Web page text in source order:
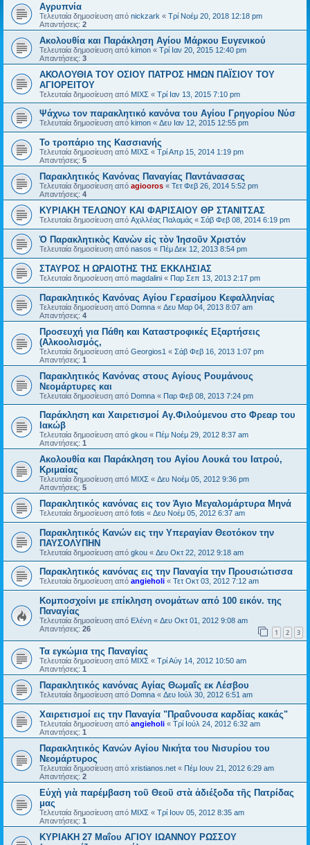
Aγρυπνία
Τελευταία δημοσίευση από nickzark « Τρί Νοέμ 20, 2018 12:18 pm
Απαντήσεις: 2
Ακολουθία και Παράκληση Αγίου Μάρκου Ευγενικού
Τελευταία δημοσίευση από kimon « Τρί Ιαν 20, 2015 12:40 pm
Απαντήσεις: 3
ΑΚΟΛΟΥΘΙΑ ΤΟΥ ΟΣΙΟΥ ΠΑΤΡΟΣ ΗΜΩΝ ΠΑΪΣΙΟΥ ΤΟΥ
ΑΓΙΟΡΕΙΤΟΥ
Τελευταία δημοσίευση από ΜΙΧΣ « Τρί Ιαν 13, 2015 7:10 pm
Ψάχνω τον παρακλητικό κανόνα του Αγίου Γρηγορίου Νύσ
Τελευταία δημοσίευση από kimon « Δευ Ιαν 12, 2015 12:55 pm
Το τροπάριο της Κασσιανής
Τελευταία δημοσίευση από ΜΙΧΣ « Τρί Απρ 15, 2014 1:19 pm
Απαντήσεις: 5
Παρακλητικός Κανόνας Παναγίας Παντάνασσας
Τελευταία δημοσίευση από agiooros « Τετ Φεβ 26, 2014 5:52 pm
Απαντήσεις: 4
ΚΥΡΙΑΚΗ ΤΕΛΩΝΟΥ ΚΑΙ ΦΑΡΙΣΑΙΟΥ ΘΡ ΣΤΑΝΙΤΣΑΣ
Τελευταία δημοσίευση από Αχιλλέας Παλαμάς « Σάβ Φεβ 08, 2014 6:19 pm
Ὁ Παρακλητικὸς Κανὼν εἰς τὸν Ἰησοῦν Χριστόν
Τελευταία δημοσίευση από nasos « Πέμ Δεκ 12, 2013 8:54 pm
ΣΤΑΥΡΟΣ Η ΩΡΑΙΟΤΗΣ ΤΗΣ ΕΚΚΛΗΣΙΑΣ
Τελευταία δημοσίευση από magdalini « Παρ Σεπ 13, 2013 2:17 pm
Παρακλητικός Κανόνας Αγίου Γερασίμου Κεφαλληνίας
Τελευταία δημοσίευση από Domna « Δευ Μαρ 04, 2013 8:07 am
Απαντήσεις: 4
Προσευχή για Πάθη και Καταστροφικές Εξαρτήσεις
(Αλκοολισμός,
Τελευταία δημοσίευση από Georgios1 « Σάβ Φεβ 16, 2013 1:07 pm
Απαντήσεις: 1
Παρακλητικός Κανόνας στους Αγίους Ρουμάνους
Νεομάρτυρες και
Τελευταία δημοσίευση από Domna « Παρ Φεβ 08, 2013 7:24 pm
Παράκληση και Χαιρετισμοί Αγ.Φιλούμενου στο Φρεαρ του
Ιακώβ
Τελευταία δημοσίευση από gkou « Πέμ Νοέμ 29, 2012 8:37 am
Απαντήσεις: 1
Ακολουθία και Παράκληση του Αγίου Λουκά του Ιατρού,
Κριμαίας
Τελευταία δημοσίευση από ΜΙΧΣ « Δευ Νοέμ 05, 2012 9:36 pm
Απαντήσεις: 5
Παρακλητικός κανόνας εις τον Άγιο Μεγαλομάρτυρα Μηνά
Τελευταία δημοσίευση από fotis « Δευ Νοέμ 05, 2012 6:37 am
Παρακλητικός Κανών εις την Υπεραγίαν Θεοτόκον την
ΠΑΥΣΟΛΥΠΗΝ
Τελευταία δημοσίευση από gkou « Δευ Οκτ 22, 2012 9:18 am
Παρακλητικός κανόνας εις την Παναγία την Προυσιώτισσα
Τελευταία δημοσίευση από angieholi « Τετ Οκτ 03, 2012 7:12 am
Κομποσχοίνι με επίκληση ονομάτων από 100 εικόν. της
Παναγίας
Τελευταία δημοσίευση από Ελένη « Δευ Οκτ 01, 2012 9:08 am
Απαντήσεις: 26 1 2 3
Τα εγκώμια της Παναγίας
Τελευταία δημοσίευση από ΜΙΧΣ « Τρί Αύγ 14, 2012 10:50 am
Απαντήσεις: 1
Παρακλητικός κανόνας Αγίας Θωμαΐς εκ Λέσβου
Τελευταία δημοσίευση από Domna « Δευ Ιούλ 30, 2012 6:51 am
Χαιρετισμοί εις την Παναγία "Πραΰνουσα καρδίας κακάς"
Τελευταία δημοσίευση από angieholi « Τρί Ιούλ 24, 2012 6:32 am
Απαντήσεις: 1
Παρακλητικός Κανών Αγίου Νικήτα του Νισυρίου του
Νεομάρτυρος
Τελευταία δημοσίευση από xristianos.net « Πέμ Ιουν 21, 2012 6:29 am
Απαντήσεις: 2
Εὐχὴ γιὰ παρέμβαση τοῦ Θεοῦ στὰ ἀδιέξοδα τῆς Πατρίδας
μας
Τελευταία δημοσίευση από ΜΙΧΣ « Τρί Ιουν 05, 2012 8:35 am
Απαντήσεις: 1
ΚΥΡΙΑΚΗ 27 Μαΐου ΑΓΙΟΥ ΙΩΑΝΝΟΥ ΡΩΣΣΟΥ